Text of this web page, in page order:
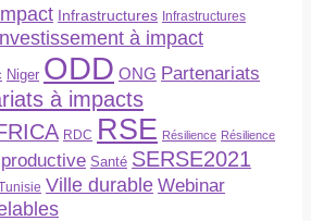
Infrastructures Infrastructures
à impact
Niger ODD ONG Partenariats
à impacts
RDC RSE Résilience Résilience
Santé SERSE2021
Ville durable Webinar